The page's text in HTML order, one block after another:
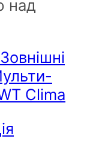
над
Зовнішні
Clima